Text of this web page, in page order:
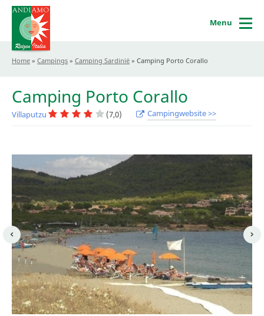
Menu
Home » Campings » Camping Sardinië » Camping Porto Corallo
Camping Porto Corallo
Villaputzu (7,0) Campingwebsite >>